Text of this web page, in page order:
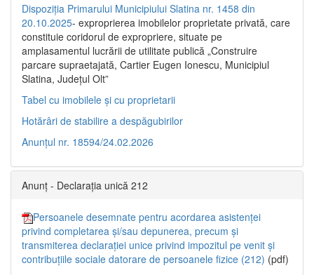
Dispoziția Primarului Municipiului Slatina nr. 1458 din
20.10.2025- exproprierea imobilelor proprietate privată, care
constituie coridorul de expropriere, situate pe
amplasamentul lucrării de utilitate publică „Construire
parcare supraetajată, Cartier Eugen Ionescu, Municipiul
Slatina, Județul Olt”
Tabel cu imobilele și cu proprietarii
Hotărâri de stabilire a despăgubirilor
Anunțul nr. 18594/24.02.2026
Anunț - Declarația unică 212
Persoanele desemnate pentru acordarea asistenței
privind completarea și/sau depunerea, precum și
transmiterea declarației unice privind impozitul pe venit și
contribuțiile sociale datorare de persoanele fizice (212) (pdf)